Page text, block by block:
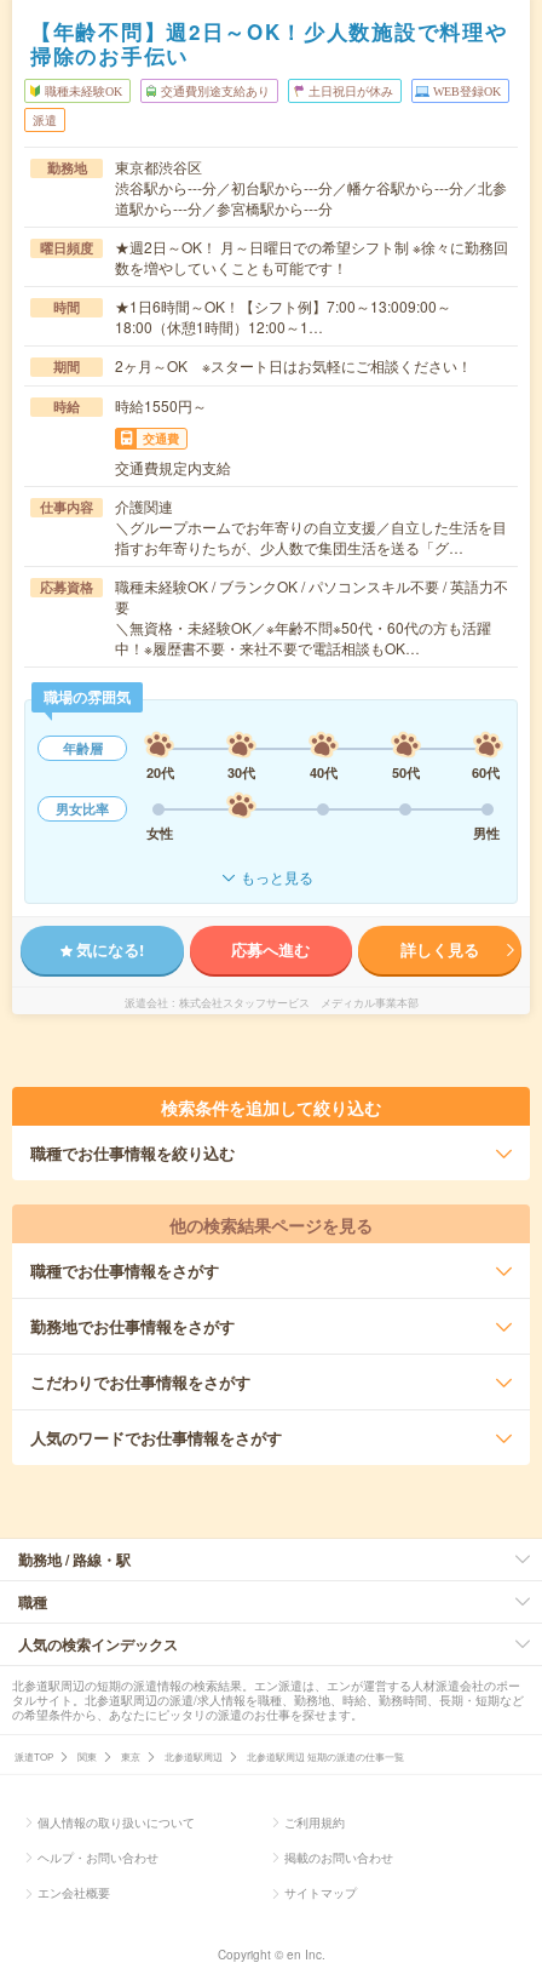
【年齢不問】週2日～OK！少人数施設で料理や
掃除のお手伝い
職種未経験OK 交通費別途支給あり 土日祝日が休み WEB登録OK
派遣
勤務地
東京都渋谷区
渋谷駅から---分／初台駅から---分／幡ケ谷駅から---分／北参
道駅から---分／参宮橋駅から---分
曜日頻度
★週2日～OK！ 月～日曜日での希望シフト制 ※徐々に勤務回
数を増やしていくことも可能です！
時間
★1日6時間～OK！【シフト例】7:00～13:009:00～
18:00（休憩1時間）12:00～1…
期間 2ヶ月～OK ※スタート日はお気軽にご相談ください！
時給 時給1550円～
交通費
交通費規定内支給
仕事内容
介護関連
＼グループホームでお年寄りの自立支援／自立した生活を目
指すお年寄りたちが、少人数で集団生活を送る「グ…
応募資格
職種未経験OK / ブランクOK / パソコンスキル不要 / 英語力不
要
＼無資格・未経験OK／※年齢不問※50代・60代の方も活躍
中！※履歴書不要・来社不要で電話相談もOK…
職場の雰囲気
年齢層
20代
30代 40代 50代
60代
男女比率
女性
男性
もっと見る
気になる! 応募へ進む 詳しく見る
派遣会社 株式会社スタッフサービス メディカル事業本部
検索条件を追加して絞り込む
職種でお仕事情報を絞り込む
他の検索結果ページを見る
職種でお仕事情報をさがす
勤務地でお仕事情報をさがす
こだわりでお仕事情報をさがす
人気のワードでお仕事情報をさがす
勤務地 / 路線・駅
職種
人気の検索インデックス
北参道駅周辺の短期の派遣情報の検索結果。エン派遣は、エンが運営する人材派遣会社のポー
タルサイト。北参道駅周辺の派遣/求人情報を職種、勤務地、時給、勤務時間、長期・短期など
の希望条件から、あなたにピッタリの派遣のお仕事を探せます。
派遣TOP 関東 東京 北参道駅周辺 北参道駅周辺 短期の派遣の仕事一覧
個人情報の取り扱いについて ご利用規約
ヘルプ・お問い合わせ 掲載のお問い合わせ
エン会社概要 サイトマップ
Copyright © en Inc.